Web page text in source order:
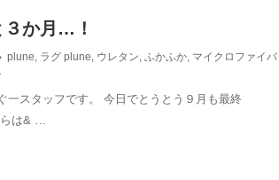
か月…！
plune, ラグ plune, ウレタン, ふかふか, マイクロファイバ
一スタッフです。 今日でとうとう９月も最終
は& …